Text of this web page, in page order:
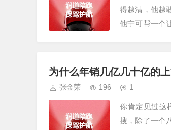
得越清，他越
他宁可帮一个
为什么年销几亿几十亿的
张金荣 196 1
你肯定见过这
搜，除了一个